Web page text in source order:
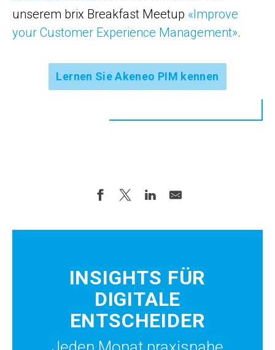
unserem brix Breakfast Meetup «Improve
your Customer Experience Management».
Lernen Sie Akeneo PIM kennen
INSIGHTS FÜR
DIGITALE
ENTSCHEIDER